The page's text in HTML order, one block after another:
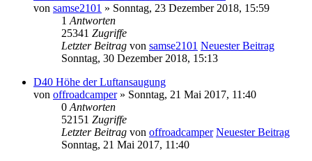
von samse2101 » Sonntag, 23 Dezember 2018, 15:59
1 Antworten
25341 Zugriffe
Letzter Beitrag von samse2101 Neuester Beitrag
Sonntag, 30 Dezember 2018, 15:13
D40 Höhe der Luftansaugung
von offroadcamper» Sonntag, 21 Mai 2017, 11:40
0 Antworten
52151 Zugriffe
Letzter Beitrag von offroadcamper Neuester Beitrag
Sonntag, 21 Mai 2017, 11:40